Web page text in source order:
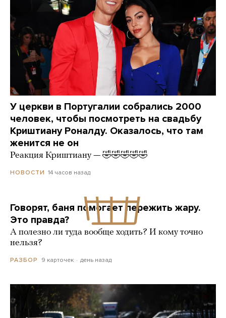
У церкви в Португалии собрались 2000
человек, чтобы посмотреть на свадьбу
Криштиану Роналду. Оказалось, что там
женится не он
Реакция Криштиану — 🤣🤣🤣🤣🤣
НОВОСТИ 14 часов назад
Говорят, баня помогает пережить жару.
Это правда?
А полезно ли туда вообще ходить? И кому точно
нельзя?
РАЗБОР 9 карточек день назад